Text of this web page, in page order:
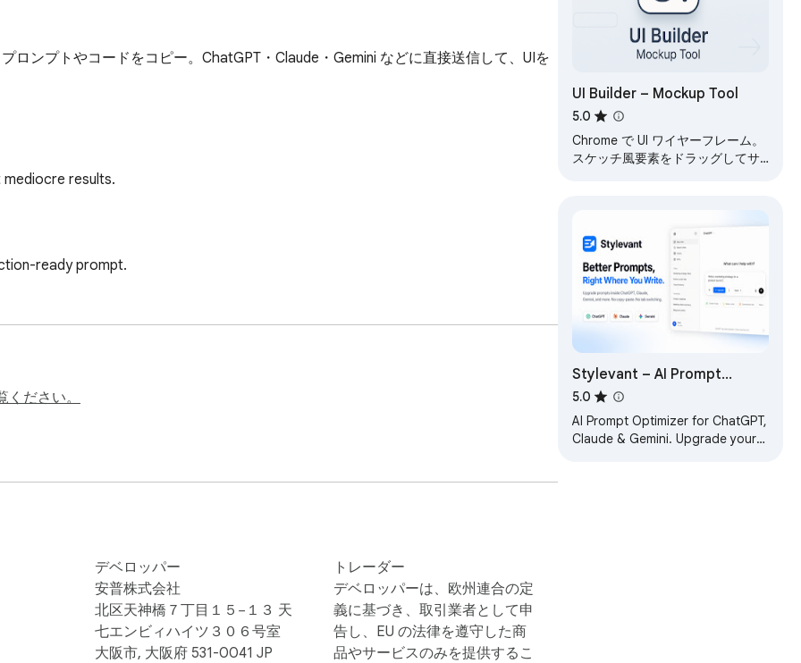
ロンプトやコードをコピー。ChatGPT・Claude・Gemini などに直接送信して、UIを
results.
ready prompt.
ださい。
デベロッパー
安普株式会社
北区天神橋７丁目１５−１３ 天
七エンビィハイツ３０６号室
大阪市, 大阪府 531-0041 JP
トレーダー
デベロッパーは、欧州連合の定
義に基づき、取引業者として申
告し、EU の法律を遵守した商
品やサービスのみを提供するこ
UI Builder – Mockup Tool
5.0
Chrome で UI ワイヤーフレーム。
スケッチ風要素をドラッグしてサ
Stylevant – AI Prompt
Optimizer for ChatGPT,
Claude, Gemini & 50+ AI
Tools
5.0
AI Prompt Optimizer for ChatGPT,
Claude & Gemini. Upgrade your